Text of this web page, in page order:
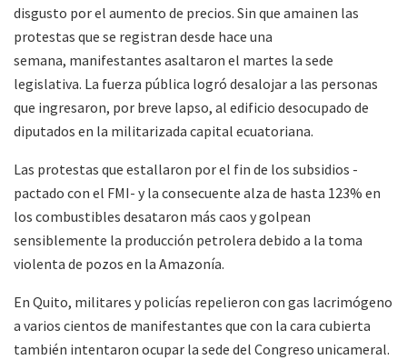
disgusto por el aumento de precios. Sin que amainen las
protestas que se registran desde hace una
semana, manifestantes asaltaron el martes la sede
legislativa. La fuerza pública logró desalojar a las personas
que ingresaron, por breve lapso, al edificio desocupado de
diputados en la militarizada capital ecuatoriana.
Las protestas que estallaron por el fin de los subsidios -
pactado con el FMI- y la consecuente alza de hasta 123% en
los combustibles desataron más caos y golpean
sensiblemente la producción petrolera debido a la toma
violenta de pozos en la Amazonía.
En Quito, militares y policías repelieron con gas lacrimógeno
a varios cientos de manifestantes que con la cara cubierta
también intentaron ocupar la sede del Congreso unicameral.